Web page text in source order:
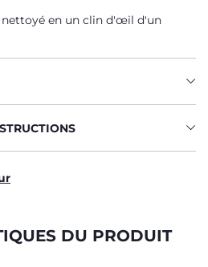
nettoyé en un clin d'œil d'un
DU PRODUIT